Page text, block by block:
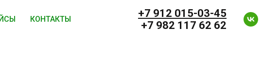
КОНТАКТЫ +7 912 015-03-45
+7 982 117 62 62